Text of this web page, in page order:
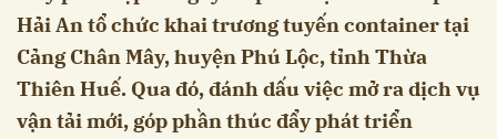
Hải An tổ chức khai trương tuyến container tại
Cảng Chân Mây, huyện Phú Lộc, tỉnh Thừa
Thiên Huế. Qua đó, đánh dấu việc mở ra dịch vụ
vận tải mới, góp phần thúc đẩy phát triển